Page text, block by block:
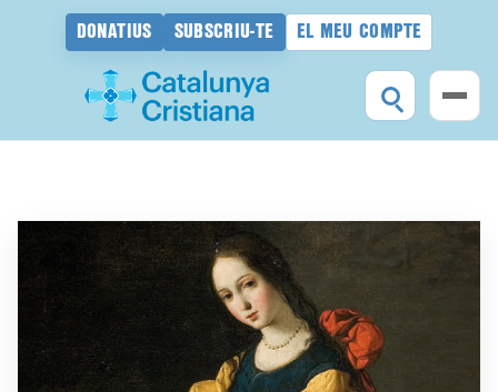
DONATIUS SUBSCRIU-TE EL MEU COMPTE